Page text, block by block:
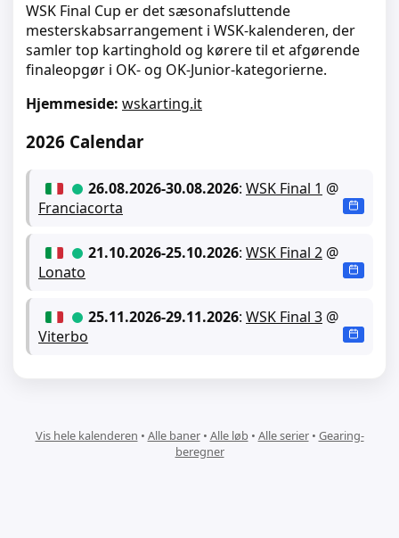
WSK Final Cup er det sæsonafsluttende
mesterskabsarrangement i WSK-kalenderen, der
samler top kartinghold og kørere til et afgørende
finaleopgør i OK- og OK-Junior-kategorierne.
Hjemmeside: wskarting.it
2026 Calendar
26.08.2026-30.08.2026: WSK Final 1 @
Franciacorta
21.10.2026-25.10.2026: WSK Final 2 @
Lonato
25.11.2026-29.11.2026: WSK Final 3 @
Viterbo
Vis hele kalenderen • Alle baner• Alle løb • Alle serier• Gearing-
beregner